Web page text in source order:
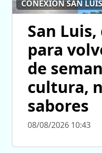
CONEXIÓN SAN LUIS
San
para
de
cultura,
sabores
08/08/2026 10:43